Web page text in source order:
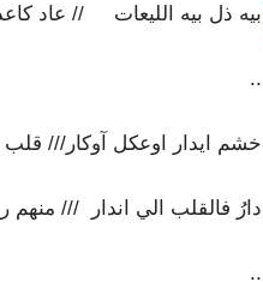
بيه ذل بيه الليعات // عاد
..
خشم ايدار اوعكل آوكار/// قلب
دارُ فالقلب الي اندار /// منهم
..